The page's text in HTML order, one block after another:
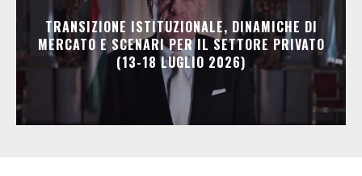
TRANSIZIONE ISTITUZIONALE, DINAMICHE DI
MERCATO E SCENARI PER IL SETTORE PRIVATO
(13-18 LUGLIO 2026)